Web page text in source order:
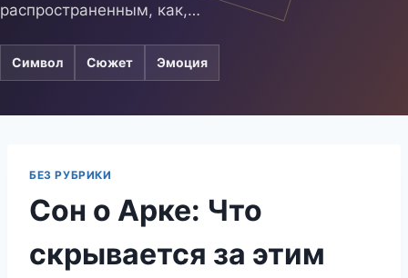
распространенным, как,…
Символ Сюжет Эмоция
БЕЗ РУБРИКИ
Сон о Арке: Что
скрывается за этим